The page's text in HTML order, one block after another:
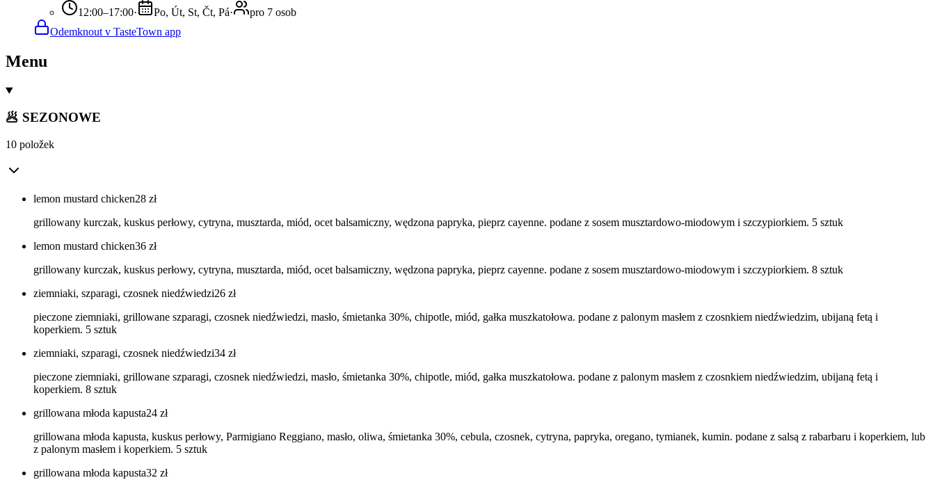
12:00–17:00· Po, Út, St, Čt, Pá·
pro 7 osob
Odemknout v TasteTown app
Menu
🥟 SEZONOWE
10 položek
lemon mustard chicken28 zł
grillowany kurczak, kuskus perłowy, cytryna, musztarda, miód, ocet balsamiczny, wędzona papryka, pieprz cayenne. podane z sosem musztardowo-miodowym i szczypiorkiem. 5 sztuk
lemon mustard chicken36 zł
grillowany kurczak, kuskus perłowy, cytryna, musztarda, miód, ocet balsamiczny, wędzona papryka, pieprz cayenne. podane z sosem musztardowo-miodowym i szczypiorkiem. 8 sztuk
ziemniaki, szparagi, czosnek niedźwiedzi26 zł
pieczone ziemniaki, grillowane szparagi, czosnek niedźwiedzi, masło, śmietanka 30%, chipotle, miód, gałka muszkatołowa. podane z palonym masłem z czosnkiem niedźwiedzim, ubijaną fetą i
koperkiem. 5 sztuk
ziemniaki, szparagi, czosnek niedźwiedzi34 zł
pieczone ziemniaki, grillowane szparagi, czosnek niedźwiedzi, masło, śmietanka 30%, chipotle, miód, gałka muszkatołowa. podane z palonym masłem z czosnkiem niedźwiedzim, ubijaną fetą i
koperkiem. 8 sztuk
grillowana młoda kapusta24 zł
grillowana młoda kapusta, kuskus perłowy, Parmigiano Reggiano, masło, oliwa, śmietanka 30%, cebula, czosnek, cytryna, papryka, oregano, tymianek, kumin. podane z salsą z rabarbaru i koperkiem, lub
z palonym masłem i koperkiem. 5 sztuk
grillowana młoda kapusta32 zł